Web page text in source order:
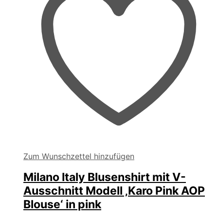
Zum Wunschzettel hinzufügen
Milano Italy Blusenshirt mit V-
Ausschnitt Modell ‚Karo Pink AOP
Blouse‘ in pink